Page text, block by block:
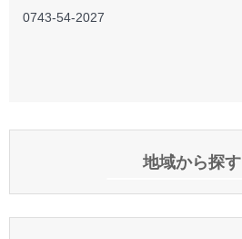
0743-54-2027
地域から探す